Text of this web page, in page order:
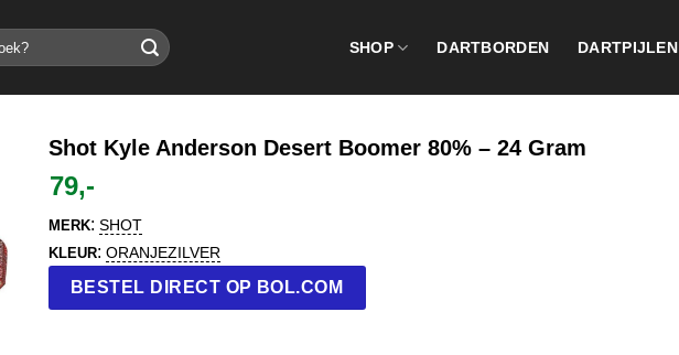
SHOP DARTBORDEN DARTPIJLEN
Shot Kyle Anderson Desert Boomer 80% – 24 Gram
79,-
MERK: SHOT
KLEUR: ORANJEZILVER
BESTEL DIRECT OP BOL.COM